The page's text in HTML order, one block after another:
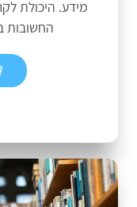
מידע. היכולת
החשובות